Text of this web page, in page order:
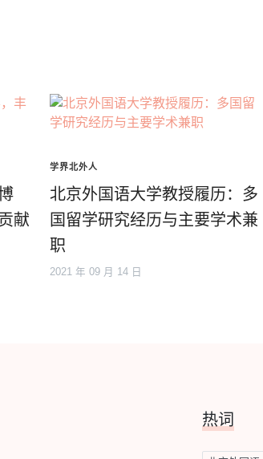
献
学界北外人
北京外国语大学教授履历：多
国留学研究经历与主要学术兼
职
2021 年 09 月 14 日
热词